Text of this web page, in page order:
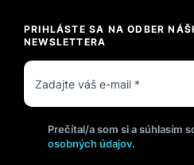
PRIHLÁSTE SA NA ODBER
NEWSLETTERA
Prečítal/a som si a súhlasím
osobných údajov.